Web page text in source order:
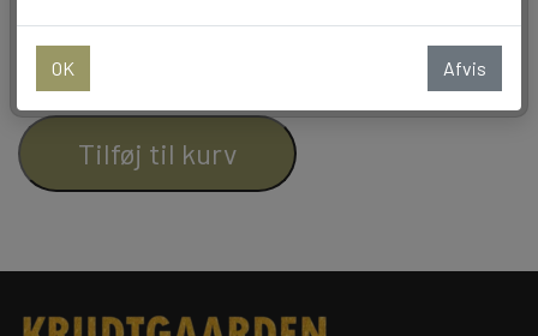
−
Tilføj til kurv
OK Afvis